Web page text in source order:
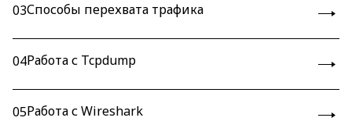
03Способы перехвата трафика
04Работа с Tcpdump
05Работа с Wireshark